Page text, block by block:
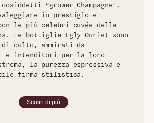
“grower Champagne”,
in prestigio e
le più celebri cuvée delle
Le bottiglie Egly-Ouriet sono
culto, ammirati da
e intenditori per la loro
la purezza espressiva e
firma stilistica.
Scopri di più